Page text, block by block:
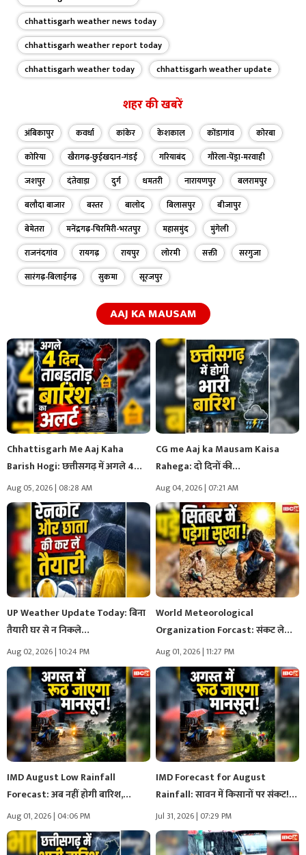
chhattisgarh weather news today
chhattisgarh weather report today
chhattisgarh weather today
chhattisgarh weather update
शहर की खबरें
अंबिकापुर कवर्धा कांकेर केशकाल कोंडागांव
कोरबा
कोरिया
खैरागढ़-छुईखदान-गंडई गरियाबंद
गौरेला-पेंड्रा-मरवाही
जशपुर
दंतेवाड़ा दुर्ग धमतरी नारायणपुर
बलरामपुर
बलौदा बाजार
बस्तर बालोद बिलासपुर
बीजापुर
बेमेतरा
मनेंद्रगढ़-चिरमिरी-भरतपुर महासमुंद
मुंगेली
राजनंदगांव
रायगढ़ रायपुर लोरमी सक्ती
सरगुजा
सारंगढ़-बिलाईगढ़
सुकमा सूरजपुर
AAJ KA MAUSAM
Chhattisgarh Me Aaj Kaha
Barish Hogi: छत्तीसगढ़ में अगले 4…
Aug 05, 2026 | 08:28 AM
CG me Aaj ka Mausam Kaisa
Rahega: दो दिनों की…
Aug 04, 2026 | 07:21 AM
UP Weather Update Today: बिना
तैयारी घर से न निकले…
Aug 02, 2026 | 10:24 PM
World Meteorological
Organization Forcast: संकट लेकर
आएगा सितंबर!.. WMO का…
Aug 01, 2026 | 11:27 PM
IMD August Low Rainfall
Forecast: अब नहीं होगी बारिश,
फसलों…
Aug 01, 2026 | 04:06 PM
IMD Forecast for August
Rainfall: सावन में किसानों पर संकट!..
…
Jul 31, 2026 | 07:29 PM